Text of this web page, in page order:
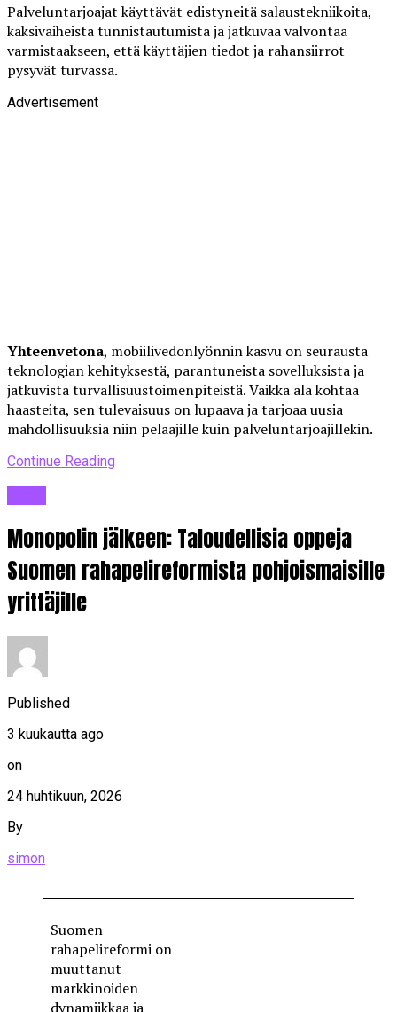
Palveluntarjoajat käyttävät edistyneitä salaustekniikoita,
kaksivaiheista tunnistautumista ja jatkuvaa valvontaa
varmistaakseen, että käyttäjien tiedot ja rahansiirrot
pysyvät turvassa.
Advertisement
Yhteenvetona, mobiilivedonlyönnin kasvu on seurausta
teknologian kehityksestä, parantuneista sovelluksista ja
jatkuvista turvallisuustoimenpiteistä. Vaikka ala kohtaa
haasteita, sen tulevaisuus on lupaava ja tarjoaa uusia
mahdollisuuksia niin pelaajille kuin palveluntarjoajillekin.
Continue Reading
Monopolin jälkeen: Taloudellisia oppeja
Suomen rahapelireformista pohjoismaisille
yrittäjille
Published
3 kuukautta ago
on
24 huhtikuun, 2026
By
simon
Suomen
rahapelireformi on
muuttanut
markkinoiden
dynamiikkaa ja